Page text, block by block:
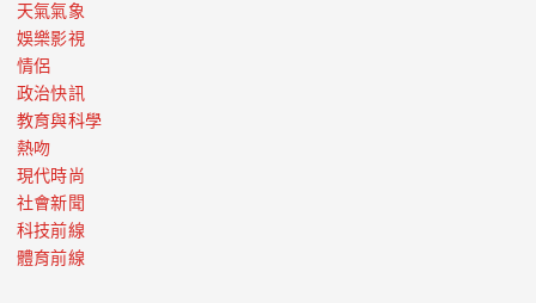
天氣氣象
娛樂影視
情侶
政治快訊
教育與科學
熱吻
現代時尚
社會新聞
科技前線
體育前線